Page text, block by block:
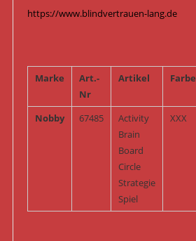
https://www.blindvertrauen-lang.de
Marke
Art.-
Nr
Artikel Farbe
Nobby 67485
Activity
Brain
Board
Circle
Strategie
Spiel
XXX